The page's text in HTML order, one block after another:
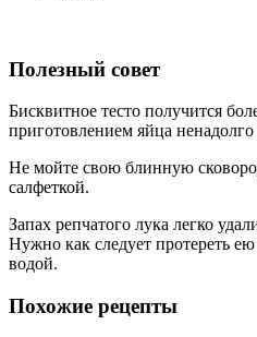
Полезный совет
Бисквитное тесто получится
приготовлением яйца
Не мойте свою блинную
салфеткой.
Запах репчатого лука легко
Нужно как следует протереть
водой.
Похожие рецепты